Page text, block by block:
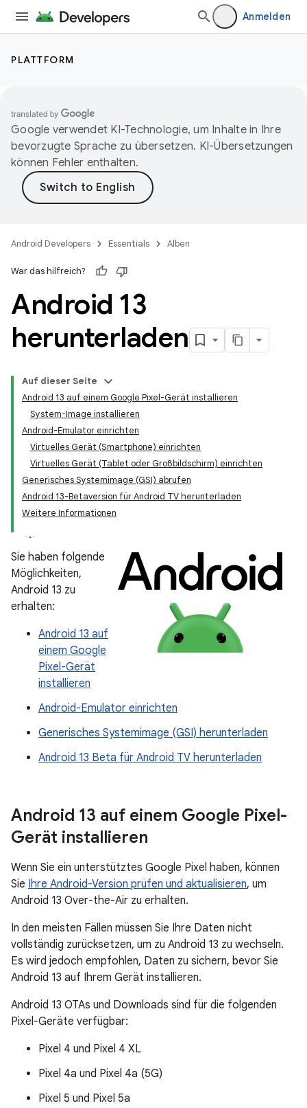
Anmelden
PLATTFORM
Google verwendet KI-Technologie, um Inhalte in Ihre
bevorzugte Sprache zu übersetzen. KI-Übersetzungen
können Fehler enthalten.
Android Developers Essentials Alben
War das hilfreich?
Android 13
herunterladen
Auf dieser Seite
Android 13 auf einem Google Pixel-Gerät installieren
System-Image installieren
Android-Emulator einrichten
Virtuelles Gerät (Smartphone) einrichten
Virtuelles Gerät (Tablet oder Großbildschirm) einrichten
Generisches Systemimage (GSI) abrufen
Android 13-Betaversion für Android TV herunterladen
Weitere Informationen
Sie haben folgende
Möglichkeiten,
Android 13 zu
erhalten:
Android 13 auf
einem Google
Pixel-Gerät
installieren
Android-Emulator einrichten
Generisches Systemimage (GSI) herunterladen
Android 13 Beta für Android TV herunterladen
Android 13 auf einem Google Pixel-
Gerät installieren
Wenn Sie ein unterstütztes Google Pixel haben, können
Sie Ihre Android-Version prüfen und aktualisieren, um
Android 13 Over-the-Air zu erhalten.
In den meisten Fällen müssen Sie Ihre Daten nicht
vollständig zurücksetzen, um zu Android 13 zu wechseln.
Es wird jedoch empfohlen, Daten zu sichern, bevor Sie
Android 13 auf Ihrem Gerät installieren.
Android 13 OTAs und Downloads sind für die folgenden
Pixel-Geräte verfügbar:
Pixel 4 und Pixel 4 XL
Pixel 4a und Pixel 4a (5G)
Pixel 5 und Pixel 5a